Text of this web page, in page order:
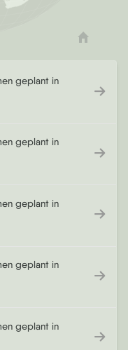
geplant in
geplant in
geplant in
geplant in
geplant in